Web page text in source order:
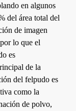
en algunos
del área total del
de imagen
lo que el
es
de la
del felpudo es
como la
de polvo,